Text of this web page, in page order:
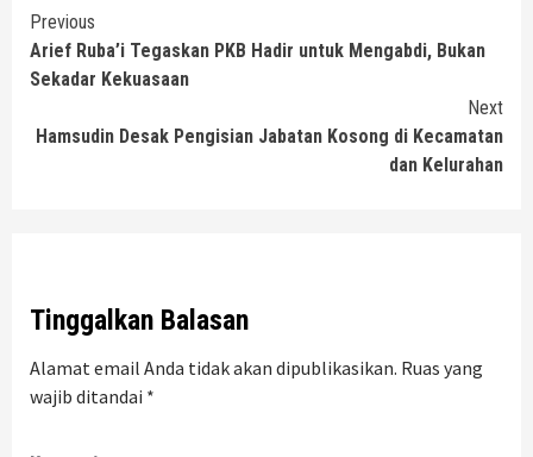
Continue
Reading
Previous
Arief Ruba’i Tegaskan PKB Hadir untuk Mengabdi, Bukan
Sekadar Kekuasaan
Next
Hamsudin Desak Pengisian Jabatan Kosong di Kecamatan
dan Kelurahan
Tinggalkan Balasan
Alamat email Anda tidak akan dipublikasikan. Ruas yang
wajib ditandai *